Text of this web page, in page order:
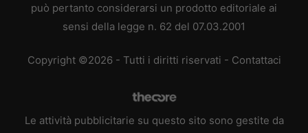
può pertanto considerarsi un prodotto editoriale ai
sensi della legge n. 62 del 07.03.2001
Copyright ©2026 - Tutti i diritti riservati - Contattaci
Le attività pubblicitarie su questo sito sono gestite da